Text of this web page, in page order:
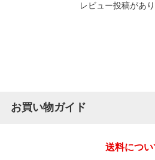
レビュー投稿があり
お買い物ガイド
送料につい